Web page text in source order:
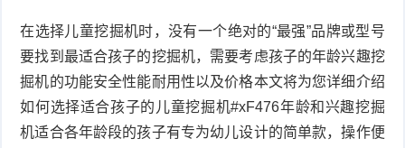
在选择儿童挖掘机时，没有一个绝对的“最强”品牌或型号
要找到最适合孩子的挖掘机，需要考虑孩子的年龄兴趣挖
掘机的功能安全性能耐用性以及价格本文将为您详细介绍
如何选择适合孩子的儿童挖掘机#xF476年龄和兴趣挖掘
机适合各年龄段的孩子有专为幼儿设计的简单款，操作便